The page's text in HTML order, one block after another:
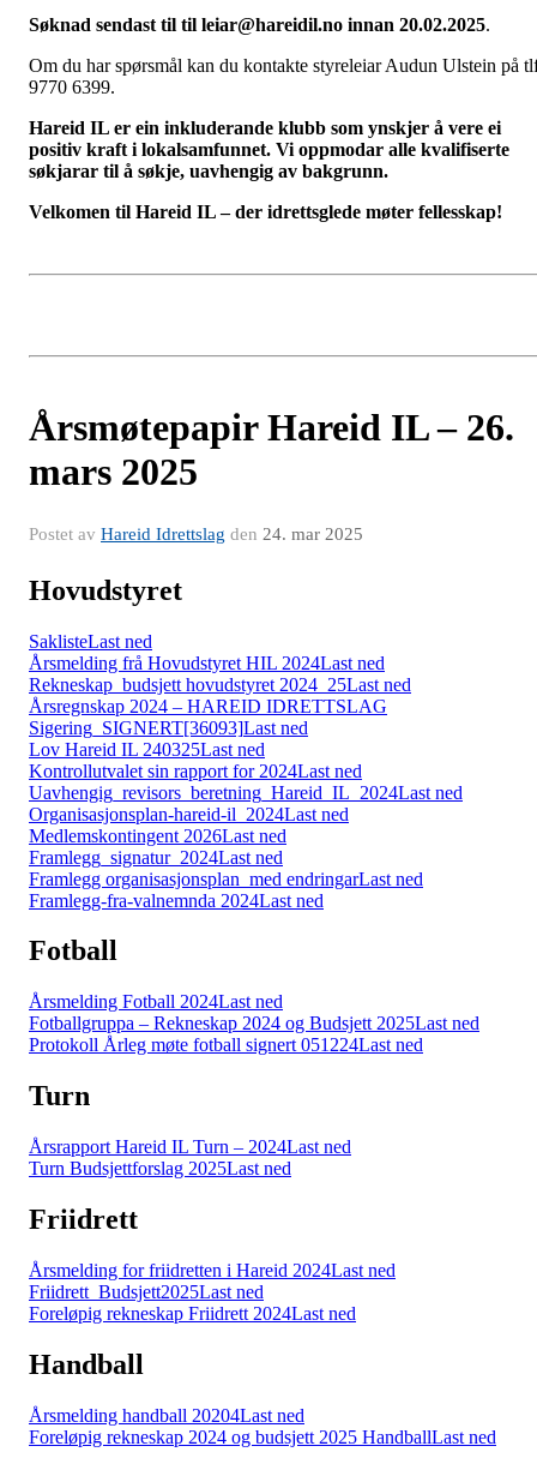
Søknad sendast til til leiar@hareidil.no innan 20.02.2025.
Om du har spørsmål kan du kontakte styreleiar Audun Ulstein på
9770 6399.
Hareid IL er ein inkluderande klubb som ynskjer å vere ei
positiv kraft i lokalsamfunnet. Vi oppmodar alle kvalifiserte
søkjarar til å søkje, uavhengig av bakgrunn.
Velkomen til Hareid IL – der idrettsglede møter fellesskap!
Årsmøtepapir Hareid IL – 26.
mars 2025
Postet av Hareid Idrettslag den 24. mar 2025
Hovudstyret
SaklisteLast ned
Årsmelding frå Hovudstyret HIL 2024Last ned
Rekneskap_budsjett hovudstyret 2024_25Last ned
Årsregnskap 2024 – HAREID IDRETTSLAG
Sigering_SIGNERT[36093]Last ned
Lov Hareid IL 240325Last ned
Kontrollutvalet sin rapport for 2024Last ned
Uavhengig_revisors_beretning_Hareid_IL_2024Last ned
Organisasjonsplan-hareid-il_2024Last ned
Medlemskontingent 2026Last ned
Framlegg_signatur_2024Last ned
Framlegg organisasjonsplan_med endringarLast ned
Framlegg-fra-valnemnda 2024Last ned
Fotball
Årsmelding Fotball 2024Last ned
Fotballgruppa – Rekneskap 2024 og Budsjett 2025Last ned
Protokoll Årleg møte fotball signert 051224Last ned
Turn
Årsrapport Hareid IL Turn – 2024Last ned
Turn Budsjettforslag 2025Last ned
Friidrett
Årsmelding for friidretten i Hareid 2024Last ned
Friidrett_Budsjett2025Last ned
Foreløpig rekneskap Friidrett 2024Last ned
Handball
Årsmelding handball 20204Last ned
Foreløpig rekneskap 2024 og budsjett 2025 HandballLast ned